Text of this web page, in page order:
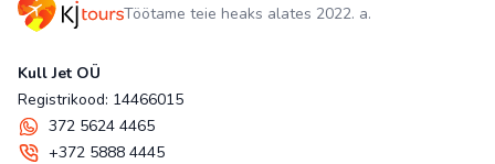
Töötame teie heaks alates 2022. a.
Kull Jet OÜ
Registrikood: 14466015
372 5624 4465
+372 5888 4445